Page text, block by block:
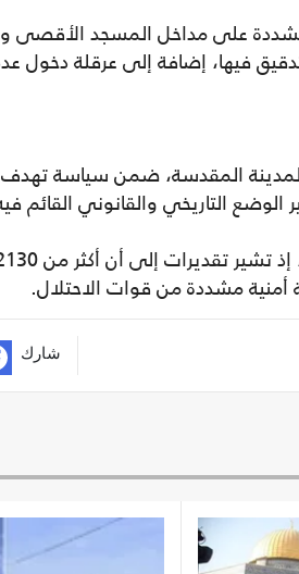
على مداخل المسجد الأقصى
فيها، إضافة إلى عرقلة دخول
المقدسة، ضمن سياسة
التاريخي والقانوني القائم
مشددة من قوات الاحتلال.
شارك